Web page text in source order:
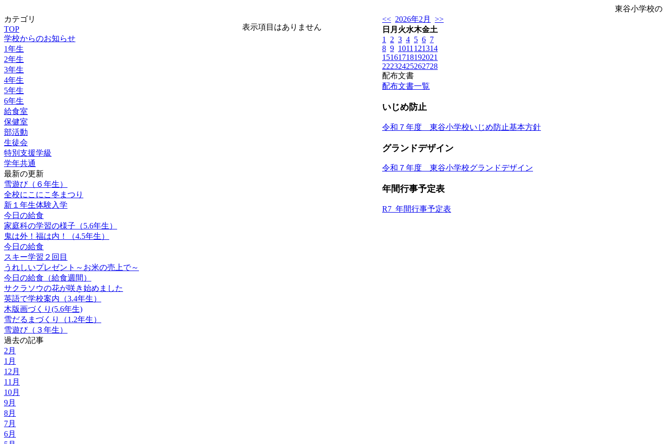
東谷小学校の
カテゴリ
TOP
学校からのお知らせ
1年生
2年生
3年生
4年生
5年生
6年生
給食室
保健室
部活動
生徒会
特別支援学級
学年共通
最新の更新
雪遊び（６年生）
全校にこにこ冬まつり
新１年生体験入学
今日の給食
家庭科の学習の様子（5.6年生）
鬼は外！福は内！（4.5年生）
今日の給食
スキー学習２回目
うれしいプレゼント～お米の売上で～
今日の給食（給食週間）
サクラソウの花が咲き始めました
英語で学校案内（3.4年生）
木版画づくり(5.6年生)
雪だるまづくり（1.2年生）
雪遊び（３年生）
過去の記事
2月
1月
12月
11月
10月
9月
8月
7月
6月
表示項目はありません
<< 2026年2月
>>
日 月 火水木金土
1
2 3 4 5 6 7
8 9 1011 121314
15161718192021
22232425262728
配布文書
配布文書一覧
いじめ防止
令和７年度 東谷小学校いじめ防止基本方針
グランドデザイン
令和７年度 東谷小学校グランドデザイン
年間行事予定表
R7_年間行事予定表